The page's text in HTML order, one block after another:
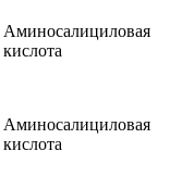
Аминосалициловая
кислота
Аминосалициловая
кислота